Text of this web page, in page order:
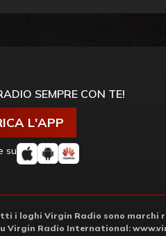
SEMPRE CON TE!
L'APP
su
tutti i loghi Virgin Radio sono
Virgin Radio International: